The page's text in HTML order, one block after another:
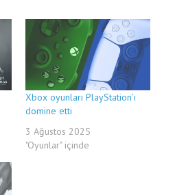
Xbox oyunları PlayStation’ı
domine etti
3 Ağustos 2025
"Oyunlar" içinde